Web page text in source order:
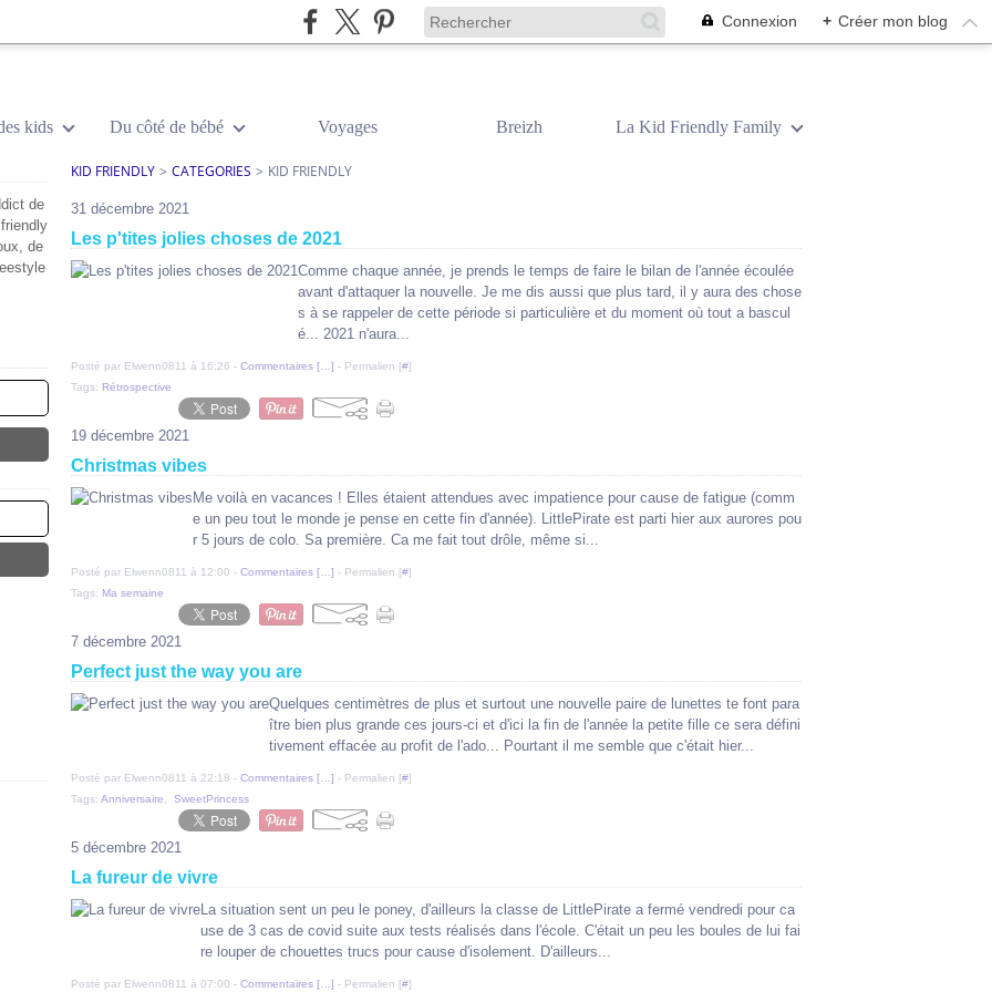
Connexion + Créer mon blog
kids Du côté de bébé Voyages Breizh La Kid Friendly Family
de
de
KID FRIENDLY > CATEGORIES > KID FRIENDLY
31 décembre 2021
Les p'tites jolies choses de 2021
Comme chaque année, je prends le temps de faire le bilan de l'année écoulée
avant d'attaquer la nouvelle. Je me dis aussi que plus tard, il y aura des chose
s à se rappeler de cette période si particulière et du moment où tout a bascul
é... 2021 n'aura...
Posté par Elwenn0811 à 16:26 - Commentaires [ ] - Permalien [#]
Tags: Rétrospective
19 décembre 2021
Christmas vibes
Me voilà en vacances ! Elles étaient attendues avec impatience pour cause de fatigue (comm
e un peu tout le monde je pense en cette fin d'année). LittlePirate est parti hier aux aurores pou
r 5 jours de colo. Sa première. Ca me fait tout drôle, même si...
Posté par Elwenn0811 à 12:00 - Commentaires [ ] - Permalien [#]
Tags: Ma semaine
7 décembre 2021
Perfect just the way you are
Quelques centimètres de plus et surtout une nouvelle paire de lunettes te font para
ître bien plus grande ces jours-ci et d'ici la fin de l'année la petite fille ce sera défini
tivement effacée au profit de l'ado... Pourtant il me semble que c'était hier...
Posté par Elwenn0811 à 22:18 - Commentaires [ ] - Permalien [#]
Tags: Anniversaire SweetPrincess
5 décembre 2021
La fureur de vivre
La situation sent un peu le poney, d'ailleurs la classe de LittlePirate a fermé vendredi pour ca
use de 3 cas de covid suite aux tests réalisés dans l'école. C'était un peu les boules de lui fai
re louper de chouettes trucs pour cause d'isolement. D'ailleurs...
Posté par Elwenn0811 à 07:00 - Commentaires [ ] - Permalien [#]